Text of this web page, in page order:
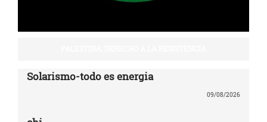
Solarismo-todo es energia
09/08/2026